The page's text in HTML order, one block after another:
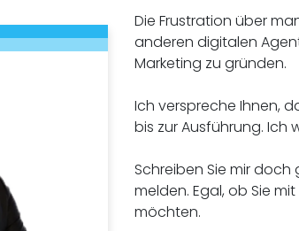
Die Frustration über
anderen digitalen
Marketing zu gründen.
Ich verspreche Ihnen,
bis zur Ausführung. Ich
Schreiben Sie mir
melden. Egal, ob Sie
möchten.